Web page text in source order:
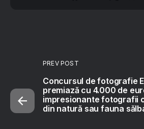
PREV POST
Concursul de fotografie
premiază cu 4.000 de
impresionante fotografii
din natură sau fauna